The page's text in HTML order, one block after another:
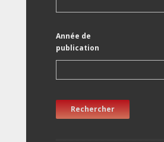
Année de
publication
Rechercher